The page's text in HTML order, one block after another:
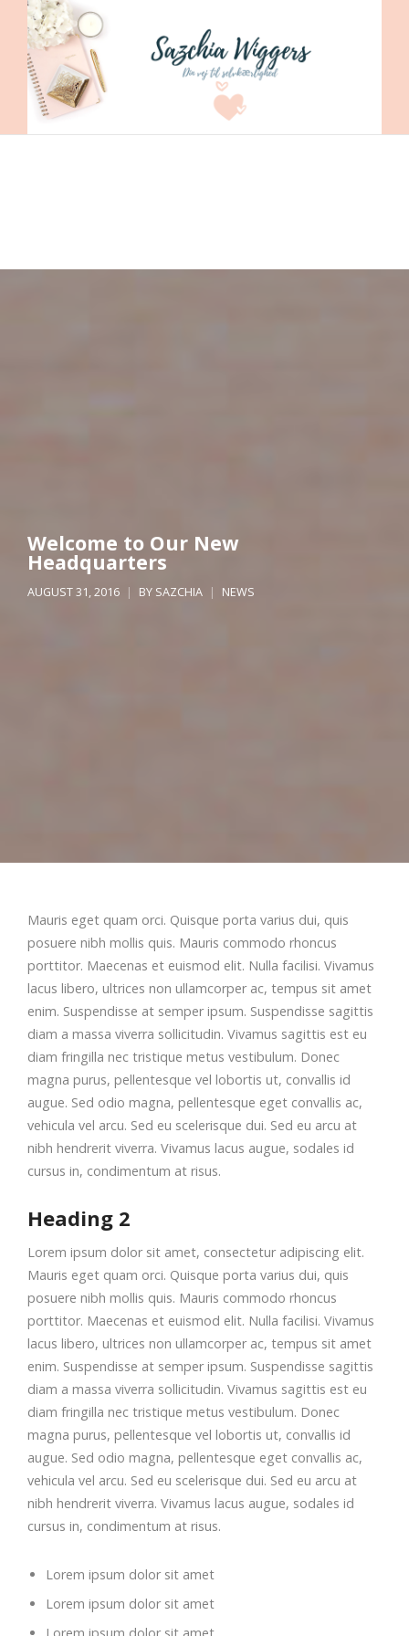
Welcome to Our New
Headquarters
AUGUST 31, 2016 BY SAZCHIA NEWS
Mauris eget quam orci. Quisque porta varius dui, quis
posuere nibh mollis quis. Mauris commodo rhoncus
porttitor. Maecenas et euismod elit. Nulla facilisi. Vivamus
lacus libero, ultrices non ullamcorper ac, tempus sit amet
enim. Suspendisse at semper ipsum. Suspendisse sagittis
diam a massa viverra sollicitudin. Vivamus sagittis est eu
diam fringilla nec tristique metus vestibulum. Donec
magna purus, pellentesque vel lobortis ut, convallis id
augue. Sed odio magna, pellentesque eget convallis ac,
vehicula vel arcu. Sed eu scelerisque dui. Sed eu arcu at
nibh hendrerit viverra. Vivamus lacus augue, sodales id
cursus in, condimentum at risus.
Heading 2
Lorem ipsum dolor sit amet, consectetur adipiscing elit.
Mauris eget quam orci. Quisque porta varius dui, quis
posuere nibh mollis quis. Mauris commodo rhoncus
porttitor. Maecenas et euismod elit. Nulla facilisi. Vivamus
lacus libero, ultrices non ullamcorper ac, tempus sit amet
enim. Suspendisse at semper ipsum. Suspendisse sagittis
diam a massa viverra sollicitudin. Vivamus sagittis est eu
diam fringilla nec tristique metus vestibulum. Donec
magna purus, pellentesque vel lobortis ut, convallis id
augue. Sed odio magna, pellentesque eget convallis ac,
vehicula vel arcu. Sed eu scelerisque dui. Sed eu arcu at
nibh hendrerit viverra. Vivamus lacus augue, sodales id
cursus in, condimentum at risus.
Lorem ipsum dolor sit amet
Lorem ipsum dolor sit amet